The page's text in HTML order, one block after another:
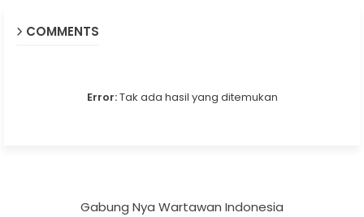
COMMENTS
Error:Tak ada hasil yang ditemukan
Gabung Nya Wartawan Indonesia